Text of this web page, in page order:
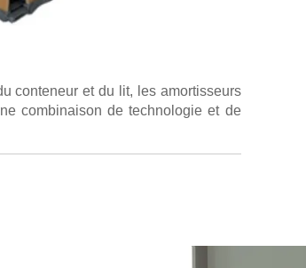
conteneur et du lit, les amortisseurs
combinaison de technologie et de